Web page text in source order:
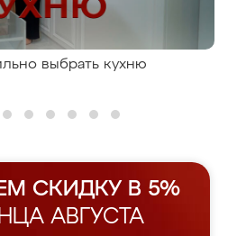
выбрать кухню
СКИДКУ В 5%
АВГУСТА